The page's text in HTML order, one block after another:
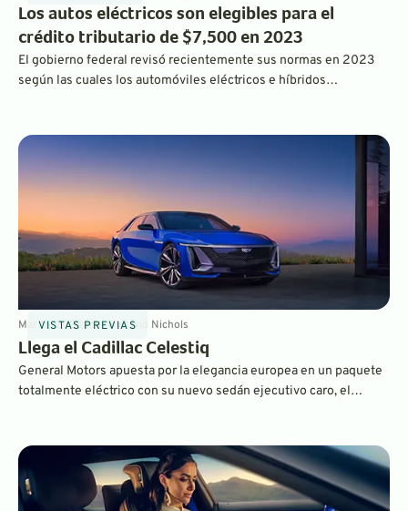
Los autos eléctricos son elegibles para el
crédito tributario de $7,500 en 2023
El gobierno federal revisó recientemente sus normas en 2023
según las cuales los automóviles eléctricos e híbridos
averiguarlo.
VISTAS PREVIAS
Mar 15, 2023 5minByDavid Nichols
Llega el Cadillac Celestiq
General Motors apuesta por la elegancia europea en un paquete
totalmente eléctrico con su nuevo sedán ejecutivo caro, el
oportunidades ilimitadas de personalización.